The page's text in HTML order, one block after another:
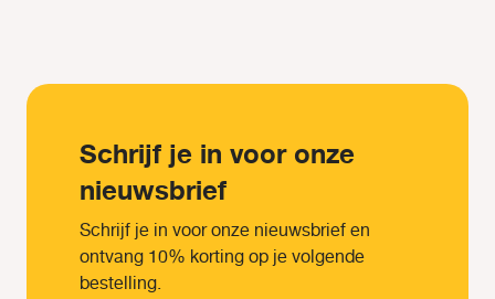
Schrijf je in voor onze
nieuwsbrief
Schrijf je in voor onze nieuwsbrief en
ontvang 10% korting op je volgende
bestelling.